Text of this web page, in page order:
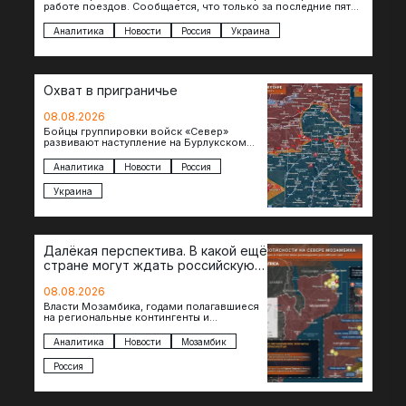
работе поездов. Сообщается, что только за последние пять
Аналитика Новости Россия Украина
Охват в приграничье
08.08.2026
Бойцы группировки войск «Север»
развивают наступление на Бурлукском
теснят противника сразу на нескольких
участках, создавая угрозу охвата…
Аналитика Новости Россия
Украина
Далёкая перспектива. В какой ещё
стране могут ждать российскую
08.08.2026
Власти Мозамбика, годами полагавшиеся
на региональные контингенты и
обращаются к российской стороне за
консультациями в…
Аналитика Новости Мозамбик
Россия